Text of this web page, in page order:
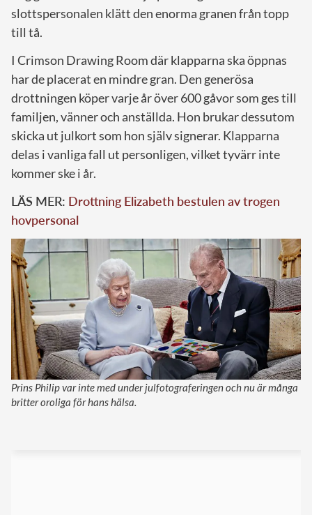
slottspersonalen klätt den enorma granen från topp
till tå.
I Crimson Drawing Room där klapparna ska öppnas
har de placerat en mindre gran. Den generösa
drottningen köper varje år över 600 gåvor som ges till
familjen, vänner och anställda. Hon brukar dessutom
skicka ut julkort som hon själv signerar. Klapparna
delas i vanliga fall ut personligen, vilket tyvärr inte
kommer ske i år.
LÄS MER: Drottning Elizabeth bestulen av trogen
hovpersonal
Prins Philip var inte med under julfotograferingen och nu är många
britter oroliga för hans hälsa.